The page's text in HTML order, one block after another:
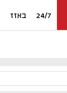
24/7 באזז